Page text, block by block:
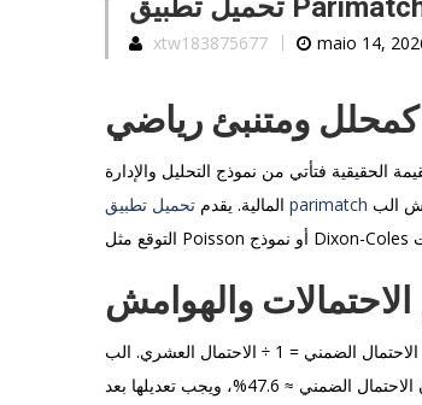
xtw183875677 maio 14,
ومتنبئ رياضي
الحقيقية فتأتي من نموذج التحليل والإدارة
المالية. يقدم تحميل تطبيق parimatch
والهوامش
الخطوة الأولى هي تحويل الاحتمالات الضمنية من الاحتمالات العشرية: الاحتمال الضمني = 1 ÷ الاحتمال العشري. البукميكر يضيف هامش (overround)
عادة بين 3% و10% كربح مضمون. مثال عملي: إذا كانت الاحتمالات العشرية لفوز الفريق أ = 2.10 فإن الاحتمال الضمني ≈ 47.6%، ويجب تعديلها بعد